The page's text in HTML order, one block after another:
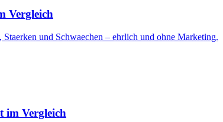
Vergleich
und Schwaechen – ehrlich und ohne Marketing.
im Vergleich